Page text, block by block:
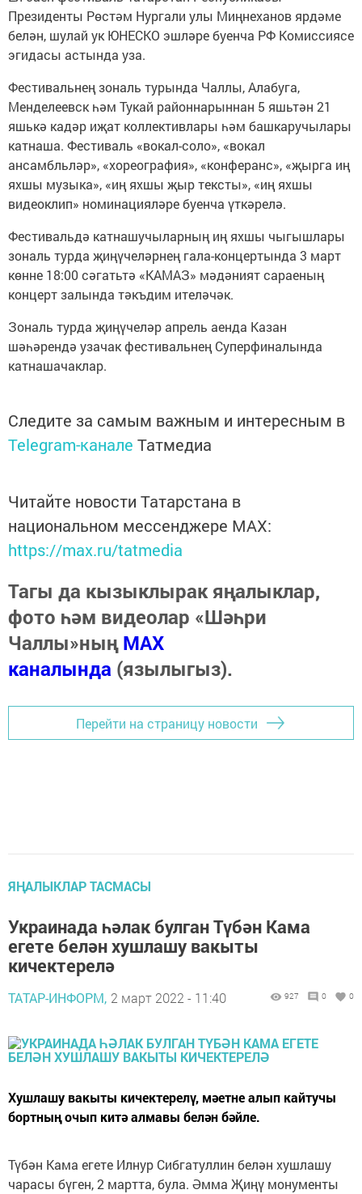
Президенты Рөстәм Нургали улы Миңнеханов ярдәме
белән, шулай ук ЮНЕСКО эшләре буенча РФ Комиссиясе
эгидасы астында уза.
Фестивальнең зональ турында Чаллы, Алабуга,
Менделеевск һәм Тукай районнарыннан 5 яшьтән 21
яшькә кадәр иҗат коллективлары һәм башкаручылары
катнаша. Фестиваль «вокал-соло», «вокал
ансамбльләр», «хореография», «конферанс», «җырга иң
яхшы музыка», «иң яхшы җыр тексты», «иң яхшы
видеоклип» номинацияләре буенча үткәрелә.
Фестивальдә катнашучыларның иң яхшы чыгышлары
зональ турда җиңүчеләрнең гала-концертында 3 март
көнне 18:00 сәгатьтә «КАМАЗ» мәдәният сараеның
концерт залында тәкъдим ителәчәк.
Зональ турда җиңүчеләр апрель аенда Казан
шәһәрендә узачак фестивальнең Суперфиналында
катнашачаклар.
Следите за самым важным и интересным в
Telegram-канале Татмедиа
Читайте новости Татарстана в
национальном мессенджере MАХ:
https://max.ru/tatmedia
Тагы да кызыклырак яңалыклар,
фото һәм видеолар «Шәһри
Чаллы»ныңMAX
каналында (язылыгыз).
Перейти на страницу новости
ЯҢАЛЫКЛАР ТАСМАСЫ
Украинада һәлак булган Түбән Кама
егете белән хушлашу вакыты
кичектерелә
ТАТАР-ИНФОРМ, 2 март 2022 - 11:40 927 0 0
Хушлашу вакыты кичектерелү, мәетне алып кайтучы
бортның очып китә алмавы белән бәйле.
Түбән Кама егете Илнур Сибгатуллин белән хушлашу
чарасы бүген, 2 мартта, була. Әмма Җиңү монументы